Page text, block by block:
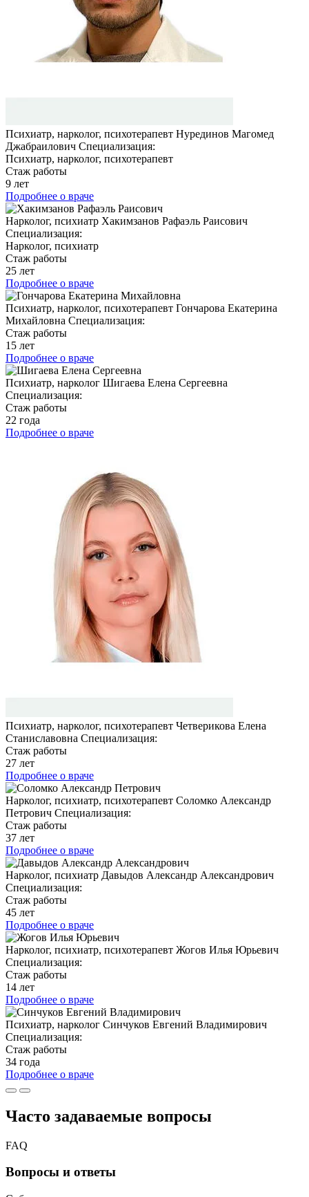
Психиатр, нарколог, психотерапевт Нурединов Магомед
Джабраилович Специализация:
Психиатр, нарколог, психотерапевт
Стаж работы
9 лет
Подробнее о враче
Нарколог, психиатр Хакимзанов Рафаэль Раисович
Специализация:
Нарколог, психиатр
Стаж работы
25 лет
Подробнее о враче
Психиатр, нарколог, психотерапевт Гончарова Екатерина
Михайловна Специализация:
Стаж работы
15 лет
Подробнее о враче
Психиатр, нарколог Шигаева Елена Сергеевна
Специализация:
Стаж работы
22 года
Подробнее о враче
Психиатр, нарколог, психотерапевт Четверикова Елена
Станиславовна Специализация:
Стаж работы
27 лет
Подробнее о враче
Нарколог, психиатр, психотерапевт Соломко Александр
Петрович Специализация:
Стаж работы
37 лет
Подробнее о враче
Нарколог, психиатр Давыдов Александр Александрович
Специализация:
Стаж работы
45 лет
Подробнее о враче
Нарколог, психиатр, психотерапевт Жогов Илья Юрьевич
Специализация:
Стаж работы
14 лет
Подробнее о враче
Психиатр, нарколог Синчуков Евгений Владимирович
Специализация:
Стаж работы
34 года
Подробнее о враче
Часто задаваемые вопросы
FAQ
Вопросы и ответы